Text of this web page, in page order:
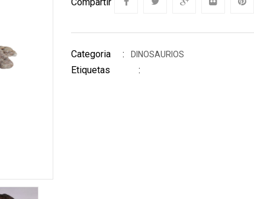
Categoria : DINOSAURIOS
Etiquetas :